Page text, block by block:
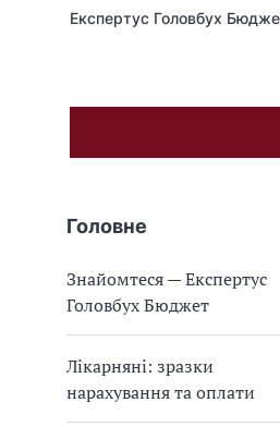
Експертус Головбух
Головне
Знайомтеся — Експертус
Головбух Бюджет
Лікарняні: зразки
нарахування та оплати